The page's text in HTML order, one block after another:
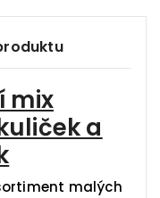
mix
a
malých